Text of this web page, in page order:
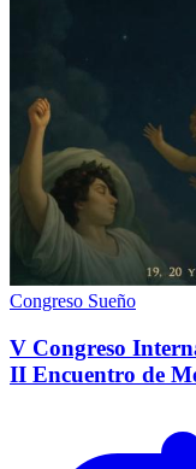
Congreso Sueño
V Congreso
II Encuentro de